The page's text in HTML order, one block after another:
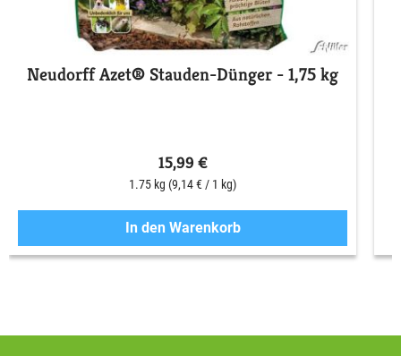
Neudorff Azet® Stauden-Dünger - 1,75 kg
15,99 €
1.75 kg (9,14 € / 1 kg)
In den Warenkorb